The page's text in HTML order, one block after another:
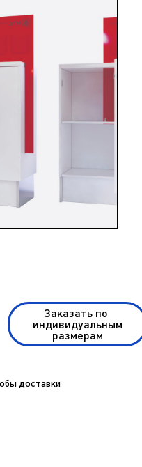
Заказать по
индивидуальным
размерам
доставки